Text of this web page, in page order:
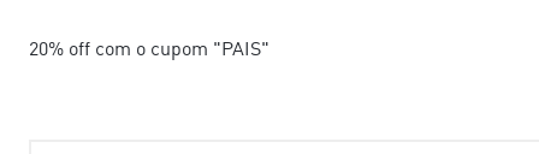
20% off com o cupom "PAIS"